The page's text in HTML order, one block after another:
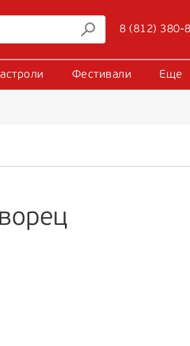
8 (812) 380-
Фестивали Еще